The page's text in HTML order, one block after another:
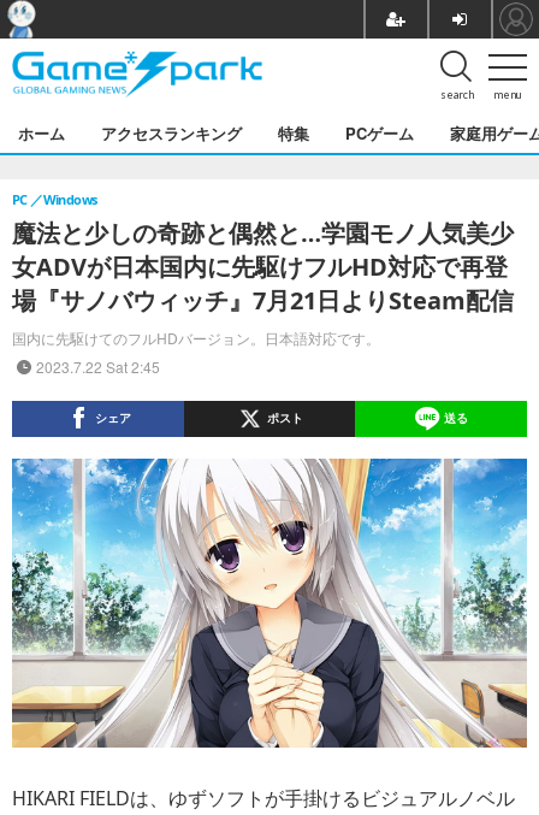
menu
search
ホーム アクセスランキング 特集 PCゲーム 家庭用ゲー
魔法と少しの奇跡と偶然と…学園モノ人気美少
女ADVが日本国内に先駆けフルHD対応で再登
場『サノバウィッチ』7月21日よりSteam配信
国内に先駆けてのフルHDバージョン。日本語対応です。
PC Windows
2023.7.22 Sat 2:45
シェア ポスト 送る
HIKARI FIELDは、ゆずソフトが手掛けるビジュアルノベル